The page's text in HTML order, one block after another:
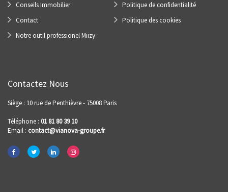
Conseils Immobilier
Contact
Notre outil professionel Miizy
Politique de confidentialité
Politique des cookies
Contactez Nous
Siège : 10 rue de Penthièvre - 75008 Paris
Téléphone : 01 81 80 39 10
Email : contact@vianova-groupe.fr